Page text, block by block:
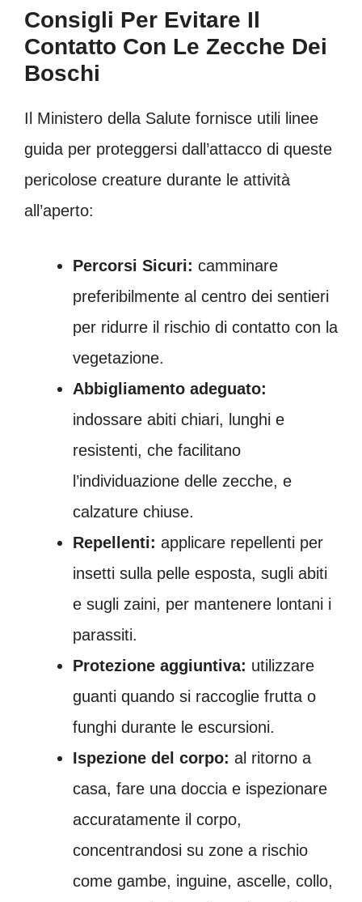
Consigli Per Evitare Il
Contatto Con Le Zecche Dei
Boschi
Il Ministero della Salute fornisce utili linee
guida per proteggersi dall’attacco di queste
pericolose creature durante le attività
all’aperto:
Percorsi Sicuri: camminare
preferibilmente al centro dei sentieri
per ridurre il rischio di contatto con la
vegetazione.
Abbigliamento adeguato:
indossare abiti chiari, lunghi e
resistenti, che facilitano
l’individuazione delle zecche, e
calzature chiuse.
Repellenti: applicare repellenti per
insetti sulla pelle esposta, sugli abiti
e sugli zaini, per mantenere lontani i
parassiti.
Protezione aggiuntiva: utilizzare
guanti quando si raccoglie frutta o
funghi durante le escursioni.
Ispezione del corpo: al ritorno a
casa, fare una doccia e ispezionare
accuratamente il corpo,
concentrandosi su zone a rischio
come gambe, inguine, ascelle, collo,